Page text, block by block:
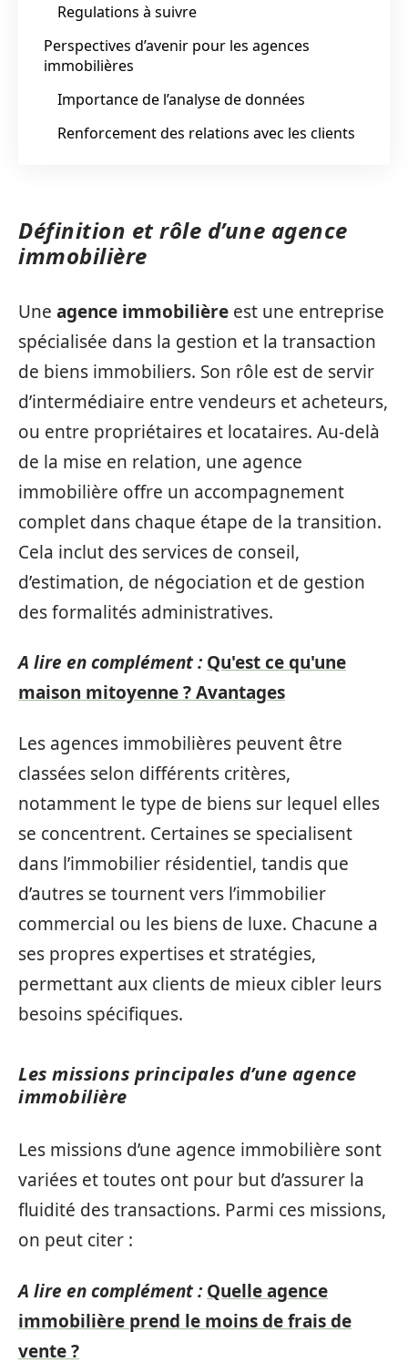
Regulations à suivre
Perspectives d’avenir pour les agences
immobilières
Importance de l’analyse de données
Renforcement des relations avec les clients
Définition et rôle d’une agence
immobilière
Une agence immobilière est une entreprise
spécialisée dans la gestion et la transaction
de biens immobiliers. Son rôle est de servir
d’intermédiaire entre vendeurs et acheteurs,
ou entre propriétaires et locataires. Au-delà
de la mise en relation, une agence
immobilière offre un accompagnement
complet dans chaque étape de la transition.
Cela inclut des services de conseil,
d’estimation, de négociation et de gestion
des formalités administratives.
A lire en complément : Qu'est ce qu'une
maison mitoyenne ? Avantages
Les agences immobilières peuvent être
classées selon différents critères,
notamment le type de biens sur lequel elles
se concentrent. Certaines se specialisent
dans l’immobilier résidentiel, tandis que
d’autres se tournent vers l’immobilier
commercial ou les biens de luxe. Chacune a
ses propres expertises et stratégies,
permettant aux clients de mieux cibler leurs
besoins spécifiques.
Les missions principales d’une agence
immobilière
Les missions d’une agence immobilière sont
variées et toutes ont pour but d’assurer la
fluidité des transactions. Parmi ces missions,
on peut citer :
A lire en complément : Quelle agence
immobilière prend le moins de frais de
vente ?